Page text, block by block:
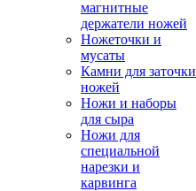
магнитные
держатели ножей
Ножеточки и
мусаты
Камни для заточки
ножей
Ножи и наборы
для сыра
Ножи для
специальной
нарезки и
карвинга